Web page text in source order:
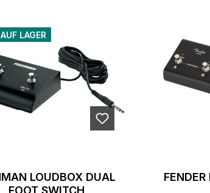
LAGER
LOUDBOX DUAL
FOOT SWITCH